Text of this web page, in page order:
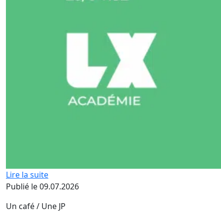
Lire la suite
Publié le 09.07.2026
Un café / Une JP